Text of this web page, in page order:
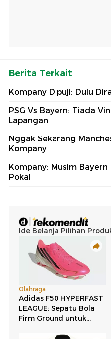
Berita Terkait
Kompany Dipuji: Dulu
PSG Vs Bayern: Tiada
Lapangan
Nggak Sekarang
Kompany
Kompany: Musim
Pokal